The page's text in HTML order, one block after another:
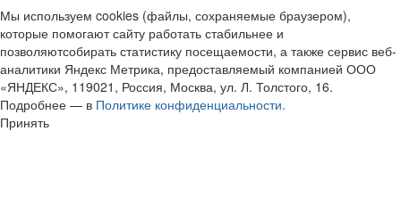
Мы используем cookies (файлы, сохраняемые браузером),
которые помогают сайту работать стабильнее и
позволяютсобирать статистику посещаемости, а также сервис веб-
аналитики Яндекс Метрика, предоставляемый компанией ООО
«ЯНДЕКС», 119021, Россия, Москва, ул. Л. Толстого, 16.
Подробнее — в Политике конфиденциальности.
Принять